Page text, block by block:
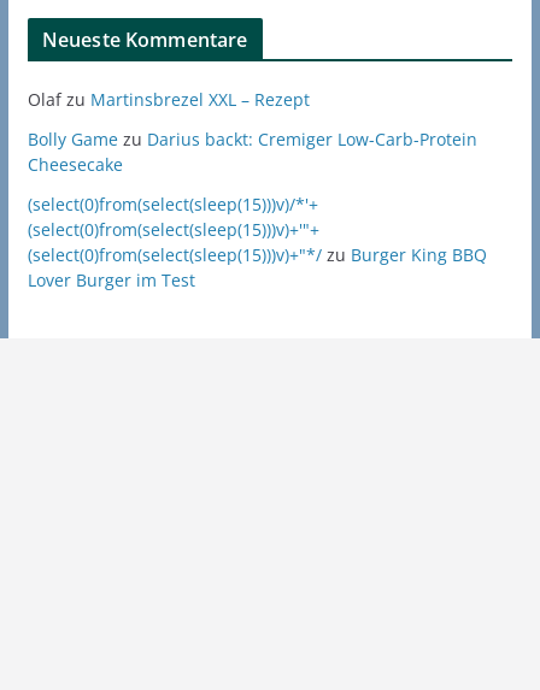
Neueste Kommentare
Olafzu Martinsbrezel XXL – Rezept
Bolly Gamezu Darius backt: Cremiger Low-Carb-Protein
Cheesecake
(select(0)from(select(sleep(15)))v)/*'+
(select(0)from(select(sleep(15)))v)+'"+
(select(0)from(select(sleep(15)))v)+"*/zu Burger King BBQ
Lover Burger im Test